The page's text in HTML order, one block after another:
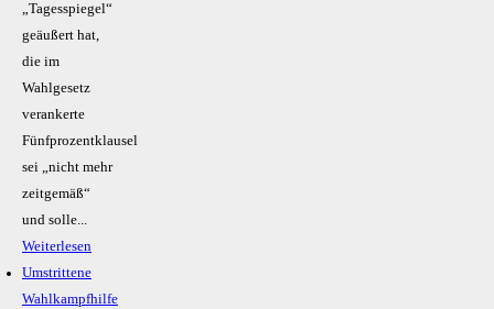
„Tagesspiegel“
geäußert hat,
die im
Wahlgesetz
verankerte
Fünfprozentklausel
sei „nicht mehr
zeitgemäß“
und solle...
Weiterlesen
Umstrittene
Wahlkampfhilfe